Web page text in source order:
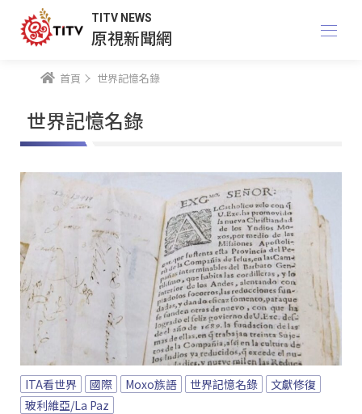
TITV NEWS
原視新聞網
首頁 世界記憶名錄
世界記憶名錄
ITA看世界 國際 Moxo族語 世界記憶名錄
文獻修復
玻利維亞/La Paz